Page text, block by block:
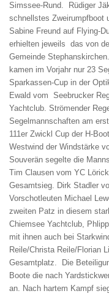
Simssee-Rund. Rüdiger
schnellstes Zweirumpfboot
Sabine Freund auf Flying-
erhielten jeweils das von
Gemeinde
kamen im Vorjahr nur 23
Sparkassen-Cup in der
Ewald vom Seebrucker
Yachtclub. Strömender
Segelmannschaften am
111er Zwickl Cup der H-
Westwind der Windstärke
Souverän segelte die
Tim Clausen vom YC
Gesamtsieg. Dirk Stadler
Vorschotleuten Michael
zweiten Patz in diesem
Chiemsee Yachtclub,
mit ihnen auch bei
Reile/Christa Reile/Florian
Gesamtplatz. Die
Boote die nach
an. Nach hartem Kampf